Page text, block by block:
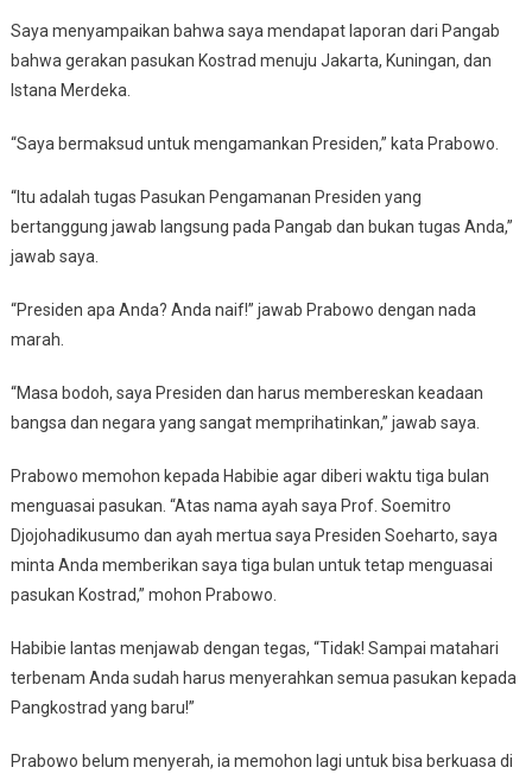
Saya menyampaikan bahwa saya mendapat laporan dari Pangab
bahwa gerakan pasukan Kostrad menuju Jakarta, Kuningan, dan
Istana Merdeka.
“Saya bermaksud untuk mengamankan Presiden,” kata Prabowo.
“Itu adalah tugas Pasukan Pengamanan Presiden yang
bertanggung jawab langsung pada Pangab dan bukan tugas Anda,”
jawab saya.
“Presiden apa Anda? Anda naif!” jawab Prabowo dengan nada
marah.
“Masa bodoh, saya Presiden dan harus membereskan keadaan
bangsa dan negara yang sangat memprihatinkan,” jawab saya.
Prabowo memohon kepada Habibie agar diberi waktu tiga bulan
menguasai pasukan. “Atas nama ayah saya Prof. Soemitro
Djojohadikusumo dan ayah mertua saya Presiden Soeharto, saya
minta Anda memberikan saya tiga bulan untuk tetap menguasai
pasukan Kostrad,” mohon Prabowo.
Habibie lantas menjawab dengan tegas, “Tidak! Sampai matahari
terbenam Anda sudah harus menyerahkan semua pasukan kepada
Pangkostrad yang baru!”
Prabowo belum menyerah, ia memohon lagi untuk bisa berkuasa di